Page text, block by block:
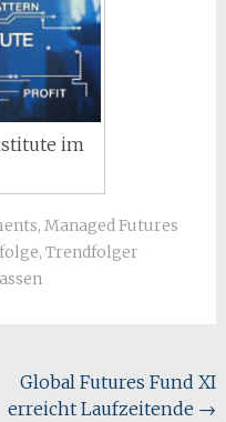
im
, Managed Futures
, Trendfolger
Global Futures Fund XI
erreicht Laufzeitende →